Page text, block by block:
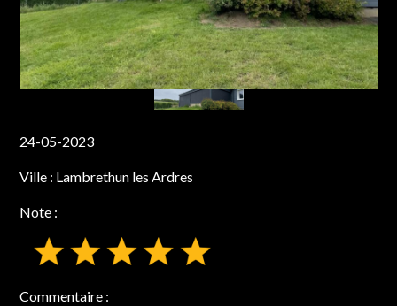
24-05-2023
Ville : Lambrethun les Ardres
Note :
Commentaire :